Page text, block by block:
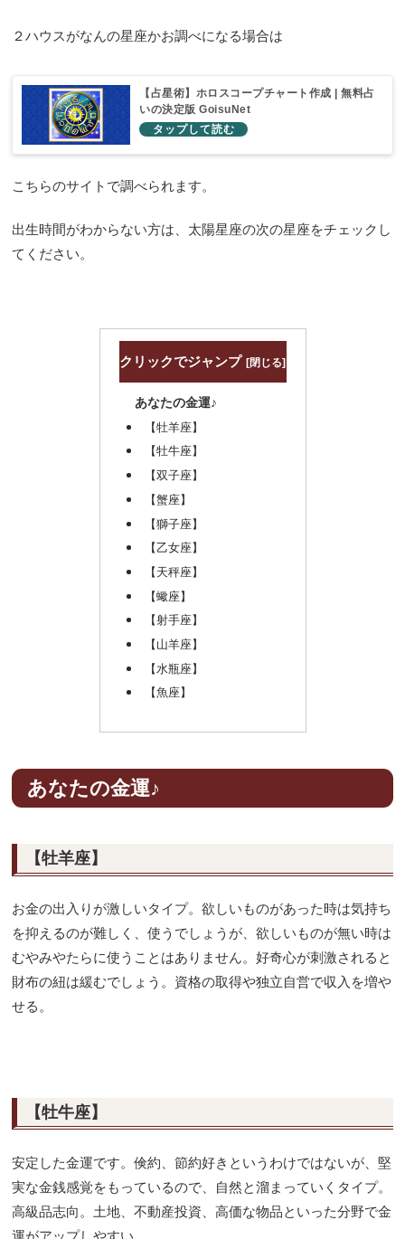
２ハウスがなんの星座かお調べになる場合は
【占星術】ホロスコープチャート作成 | 無料占
いの決定版 GoisuNet
こちらのサイトで調べられます。
出生時間がわからない方は、太陽星座の次の星座をチェックし
てください。
クリックでジャンプ
あなたの金運♪
【牡羊座】
【牡牛座】
【双子座】
【蟹座】
【獅子座】
【乙女座】
【天秤座】
【蠍座】
【射手座】
【山羊座】
【水瓶座】
【魚座】
あなたの金運♪
【牡羊座】
お金の出入りが激しいタイプ。欲しいものがあった時は気持ち
を抑えるのが難しく、使うでしょうが、欲しいものが無い時は
むやみやたらに使うことはありません。好奇心が刺激されると
財布の紐は緩むでしょう。資格の取得や独立自営で収入を増や
せる。
【牡牛座】
安定した金運です。倹約、節約好きというわけではないが、堅
実な金銭感覚をもっているので、自然と溜まっていくタイプ。
高級品志向。土地、不動産投資、高価な物品といった分野で金
運がアップしやすい。